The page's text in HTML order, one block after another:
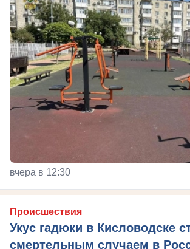
вчера в 12:30
Происшествия
Укус гадюки в Кисловодске
смертельным случаем в